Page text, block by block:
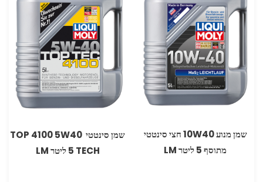
שמן מנוע W40‏10 חצי סינטטי
מתוסף 5 ליטר LM
‏שמן סינטטי 5W40‏ 4100 ‏TOP
TECH ‏5 ליטר ‏LM